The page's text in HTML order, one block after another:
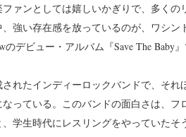
ァンとしては嬉しいかぎりで、多く
強い存在感を放っているのが、ワシ
のデビュー・アルバム『Save The Baby』
されたインディーロックバンドで、そ
っている。このバンドの面白さは、フ
学生時代にレスリングをやっていた